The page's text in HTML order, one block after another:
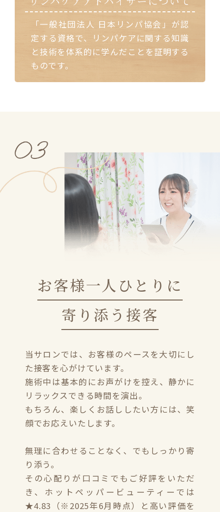
「一般社団法人 日本リンパ協会」が認
定する資格で、リンパケアに関する知識
と技術を体系的に学んだことを証明する
ものです。
お客様一人ひとりに
寄り添う接客
当サロンでは、お客様のペースを大切にし
た接客を心がけています。
施術中は基本的にお声がけを控え、静かに
リラックスできる時間を演出。
もちろん、楽しくお話ししたい方には、笑
顔でお応えいたします。
無理に合わせることなく、でもしっかり寄
り添う。
その心配りが口コミでもご好評をいただ
き、ホットペッパービューティーでは
★4.83（※2025年6月時点）と高い評価を